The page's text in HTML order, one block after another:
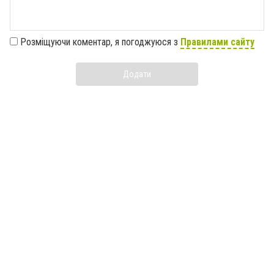
Розміщуючи коментар, я погоджуюся з Правилами сайту
Додати